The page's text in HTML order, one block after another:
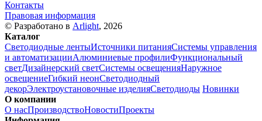
Контакты
Правовая информация
© Разработано в Arlight, 2026
Каталог
Светодиодные лентыИсточники питанияСистемы управления
и автоматизацииАлюминиевые профилиФункциональный
светДизайнерский светСистемы освещенияНаружное
освещениеГибкий неонСветодиодный
декорЭлектроустановочные изделияСветодиоды Новинки
О компании
О насПроизводствоНовостиПроекты